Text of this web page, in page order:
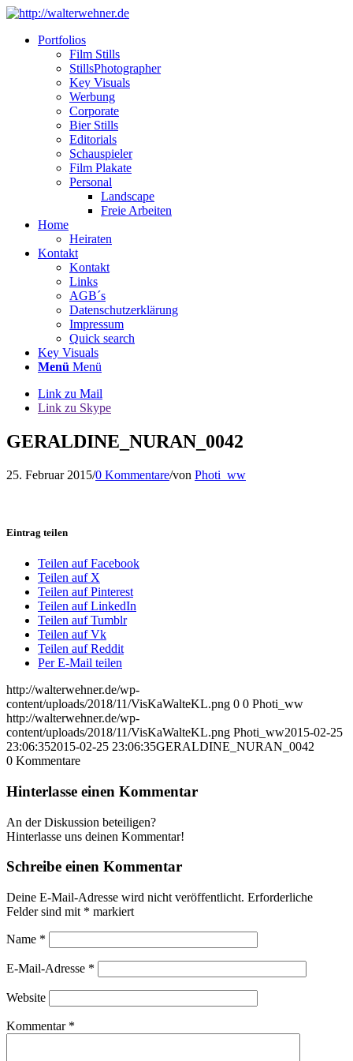
Portfolios
Film Stills
StillsPhotographer
Key Visuals
Werbung
Corporate
Bier Stills
Editorials
Schauspieler
Film Plakate
Personal
Landscape
Freie Arbeiten
Home
Heiraten
Kontakt
Kontakt
Links
AGB´s
Datenschutzerklärung
Impressum
Quick search
Key Visuals
Menü Menü
Link zu Mail
Link zu Skype
GERALDINE_NURAN_0042
25. Februar 2015/0 Kommentare/von Photi_ww
Eintrag teilen
Teilen auf Facebook
Teilen auf X
Teilen auf Pinterest
Teilen auf LinkedIn
Teilen auf Tumblr
Teilen auf Vk
Teilen auf Reddit
Per E-Mail teilen
http://walterwehner.de/wp-
content/uploads/2018/11/VisKaWalteKL.png 0 0 Photi_ww
http://walterwehner.de/wp-
content/uploads/2018/11/VisKaWalteKL.png Photi_ww2015-02-25
23:06:352015-02-25 23:06:35GERALDINE_NURAN_0042
0 Kommentare
Hinterlasse einen Kommentar
An der Diskussion beteiligen?
Hinterlasse uns deinen Kommentar!
Schreibe einen Kommentar
Deine E-Mail-Adresse wird nicht veröffentlicht. Erforderliche
Felder sind mit * markiert
Name *
E-Mail-Adresse *
Website
Kommentar *